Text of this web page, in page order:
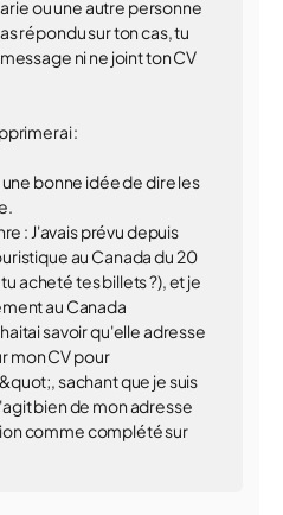
ou une autre personne
répondu sur ton cas, tu
ni ne joint ton CV
:
bonne idée de dire les
: J'avais prévu depuis
au Canada du 20
acheté tes billets ?), et je
au Canada
savoir qu'elle adresse
mon CV pour
sachant que je suis
bien de mon adresse
comme complété sur